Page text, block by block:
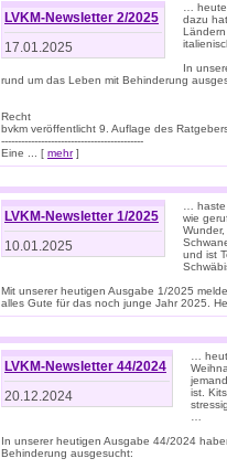
LVKM-Newsletter 2/2025
17.01.2025
…
dazu
In
rund um das Leben mit Behinderung
Recht
bvkm veröffentlicht 9. Auflage des
-------------------------------------------
Eine ... [ mehr]
LVKM-Newsletter 1/2025
10.01.2025
…
wie
und ist
Mit unserer heutigen Ausgabe 1/2025
alles Gute für das noch junge Jahr 2025.
LVKM-Newsletter 44/2024
20.12.2024
…
ist.
In unserer heutigen Ausgabe 44/2024
Behinderung ausgesucht: